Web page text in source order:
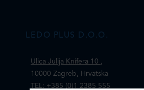
LEDO PLUS D.O.O.
Ulica Julija Knifera 10 ,
10000 Zagreb, Hrvatska
TEL: +385 (0)1 2385 555